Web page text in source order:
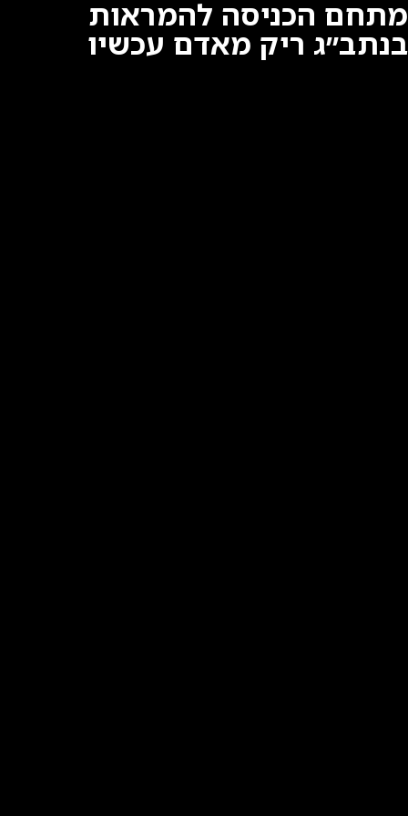
מתחם הכניסה להמראות
בנתב״ג ריק מאדם עכשיו